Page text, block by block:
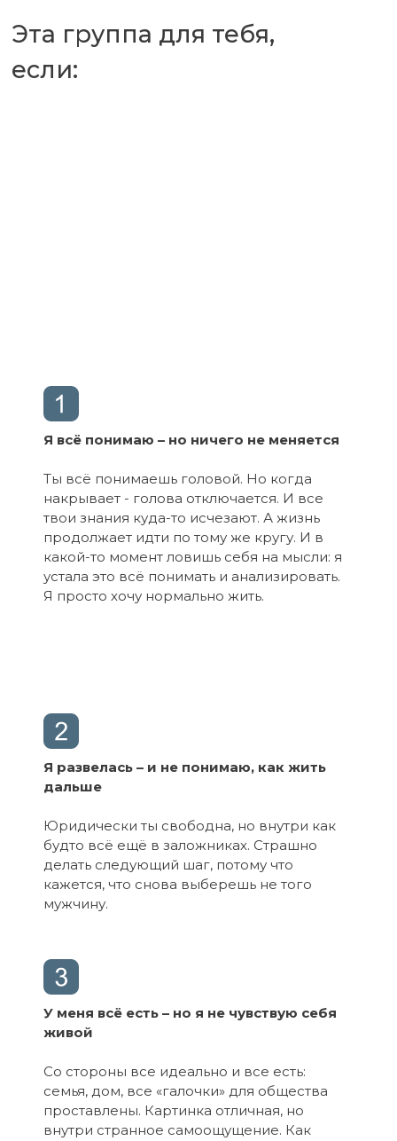
Эта группа для тебя,
если:
Я всё понимаю – но ничего не меняется
Ты всё понимаешь головой. Но когда
накрывает - голова отключается. И все
твои знания куда-то исчезают. А жизнь
продолжает идти по тому же кругу. И в
какой-то момент ловишь себя на мысли: я
устала это всё понимать и анализировать.
Я просто хочу нормально жить.
Я развелась – и не понимаю, как жить
дальше
Юридически ты свободна, но внутри как
будто всё ещё в заложниках. Страшно
делать следующий шаг, потому что
кажется, что снова выберешь не того
мужчину.
У меня всё есть – но я не чувствую себя
живой
Со стороны все идеально и все есть:
семья, дом, все «галочки» для общества
проставлены. Картинка отличная, но
внутри странное самоощущение. Как